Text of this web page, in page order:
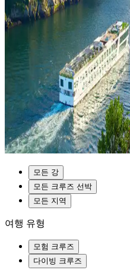
모든 강
모든 크루즈 선박
모든 지역
여행 유형
모험 크루즈
다이빙 크루즈